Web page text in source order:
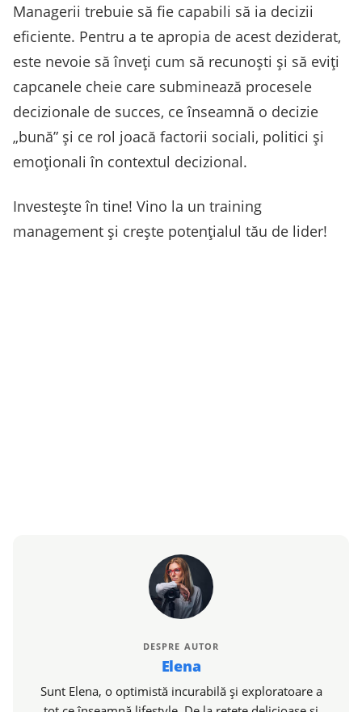
Managerii trebuie să fie capabili să ia decizii
eficiente. Pentru a te apropia de acest deziderat,
este nevoie să înveți cum să recunoști și să eviți
capcanele cheie care subminează procesele
decizionale de succes, ce înseamnă o decizie
„bună” și ce rol joacă factorii sociali, politici și
emoționali în contextul decizional.
Investește în tine! Vino la un training
management și crește potențialul tău de lider!
DESPRE AUTOR
Elena
Sunt Elena, o optimistă incurabilă și exploratoare a